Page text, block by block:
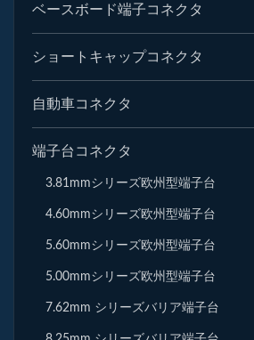
ベースボード端子コネクタ
ショートキャップコネクタ
自動車コネクタ
端子台コネクタ
3.81mmシリーズ欧州型端子台
4.60mmシリーズ欧州型端子台
5.60mmシリーズ欧州型端子台
5.00mmシリーズ欧州型端子台
7.62mm シリーズバリア端子台